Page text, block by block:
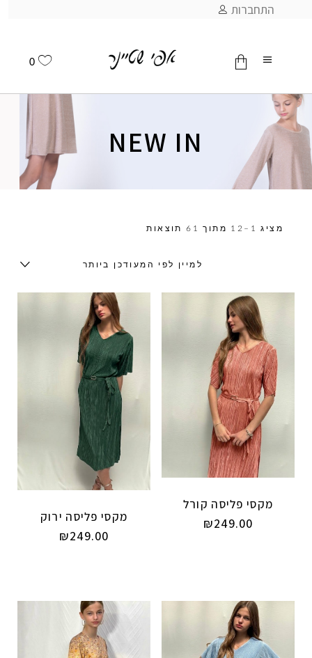
התחברות
0
NEW IN
מציג 1–12 מתוך 61 תוצאות
למיין לפי המעודכן ביותר
מקסי פליסה קורל
₪249.00 מקסי פליסה ירוק
₪249.00